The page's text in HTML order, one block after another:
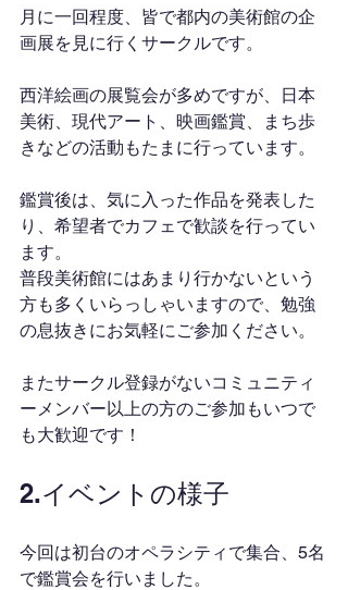
月に一回程度、皆で都内の美術館の企
画展を見に行くサークルです。
西洋絵画の展覧会が多めですが、日本
美術、現代アート、映画鑑賞、まち歩
きなどの活動もたまに行っています。
鑑賞後は、気に入った作品を発表した
り、希望者でカフェで歓談を行ってい
ます。
普段美術館にはあまり行かないという
方も多くいらっしゃいますので、勉強
の息抜きにお気軽にご参加ください。
またサークル登録がないコミュニティ
ーメンバー以上の方のご参加もいつで
も大歓迎です！
2.イベントの様子
今回は初台のオペラシティで集合、5名
で鑑賞会を行いました。